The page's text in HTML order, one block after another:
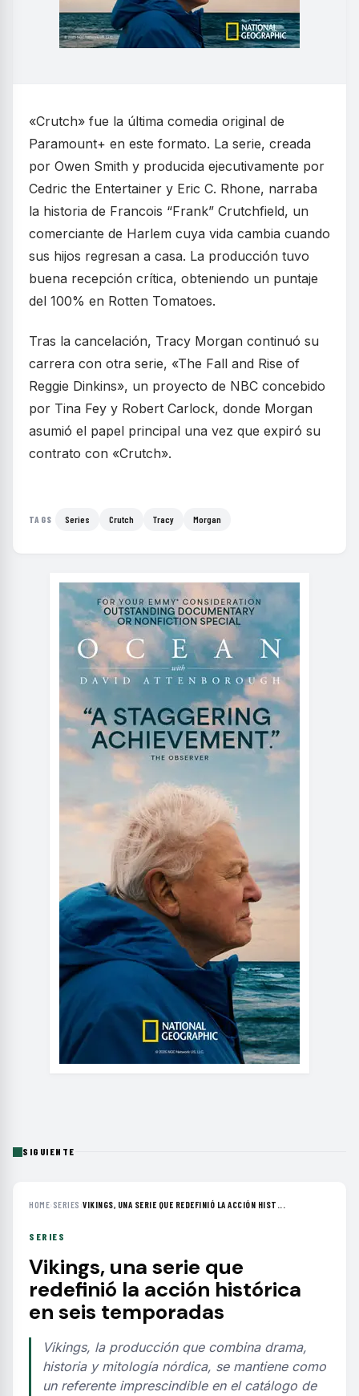
«Crutch» fue la última comedia original de
Paramount+ en este formato. La serie, creada
por Owen Smith y producida ejecutivamente por
Cedric the Entertainer y Eric C. Rhone, narraba
la historia de Francois “Frank” Crutchfield, un
comerciante de Harlem cuya vida cambia cuando
sus hijos regresan a casa. La producción tuvo
buena recepción crítica, obteniendo un puntaje
del 100% en Rotten Tomatoes.
Tras la cancelación, Tracy Morgan continuó su
carrera con otra serie, «The Fall and Rise of
Reggie Dinkins», un proyecto de NBC concebido
por Tina Fey y Robert Carlock, donde Morgan
asumió el papel principal una vez que expiró su
contrato con «Crutch».
TAGS Series Crutch Tracy Morgan
SIGUIENTE
HOME› SERIES ›VIKINGS, UNA SERIE QUE REDEFINIÓ LA ACCIÓN HIST...
SERIES
Vikings, una serie que
redefinió la acción histórica
en seis temporadas
Vikings, la producción que combina drama,
historia y mitología nórdica, se mantiene como
un referente imprescindible en el catálogo de